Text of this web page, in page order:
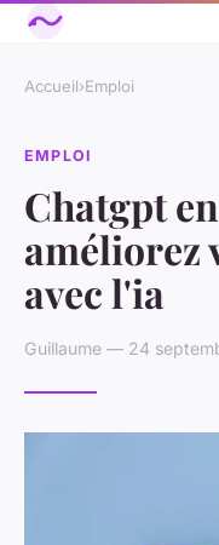
Accueil›Emploi
EMPLOI
Chatgpt
améliorez
avec l'ia
Guillaume — 24